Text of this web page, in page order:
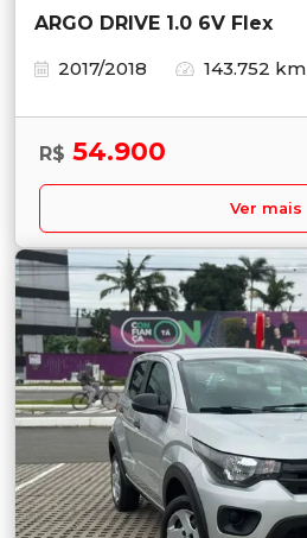
ARGO DRIVE 1.0 6V Flex
2017/2018
143.752 km
R$ 54.900
Ver mais